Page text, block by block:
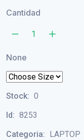
Cantidad
None
Stock: 0
Id: 8253
Categoria: LAPTOP